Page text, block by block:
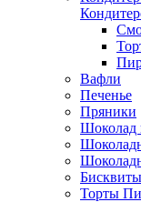
Вафли
Печенье
Пряники
Шоколад
Торты